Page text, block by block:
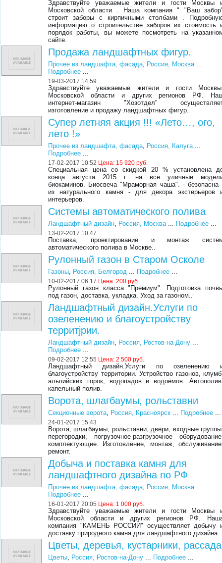
Здравствуйте уважаемые жители и гости Москвы
Московской области . Наша компания " "Ваш
строит заборы с кирпичными столбами .
информацию о строительстве заборов их стоимость
порядок работы, вы можете посмотреть на
сайте.
Продажа ландшафтных фигур.
Прочее из ландшафта, фасада, Россия, Москва...
Подробнее ...
19-03-2017 14:59
Здравствуйте уважаемые жители и гости
Московской области и других регионов РФ.
интернет-магазин "Хозотдел"
изготовление и продажу ландшафтных фигур.
Супер летняя акция !!! «Лето…, ого,
лето !»
Прочее из ландшафта, фасада, Россия, Калуга...
Подробнее ...
17-02-2017 10:52 Цена: 15 920 руб.
Специальная цена со скидкой 20 % установлена
конца августа 2015 г. на все уличные
биокаминов. Биосвеча "Мраморная чаша". - безопасна
из натурального камня - для декора экстерьеров
интерьеров.
Системы автоматического полива
Ландшафтный дизайн, Россия, Москва... Подробнее ...
13-02-2017 10:47
Поставка, проектирование и монтаж
автоматического полива в Москве..
Рулонный газон в Старом Осколе
Газоны, Россия, Белгород ... Подробнее ...
10-02-2017 06:17 Цена:200 руб.
Рулонный газон класса "Премиум". Подготовка
под газон, доставка, укладка. Уход за газоном..
Ландшафтный дизайн.Услуги по
озеленению и благоустройству
территjрии.
Ландшафтный дизайн, Россия, Ростов-на-Дону ...
Подробнее ...
09-02-2017 12:55 Цена:2 500 руб.
Ландшафтный дизайн.Услуги по озеленению
благоустройству территории. Устройство газонов,
альпийских горок, водопадов и водоёмов.
капельный полив.
Ворота, шлагбаумы, рольставни
Секционные ворота, Россия, Красноярск ... Подробнее ...
24-01-2017 15:43
Ворота, шлагбаумы, рольставни, двери, входные
перегородки, погрузочное-разгрузочное
комплектующие. Изготовление, монтаж,
ремонт.
Добыча и поставка камня для
ландшафтного дизайна по РФ
Прочее из ландшафта, фасада, Россия, Москва...
Подробнее ...
16-01-2017 20:05 Цена: 1 000 руб.
Здравствуйте уважаемые жители и гости Москвы
Московской области и других регионов РФ.
компания "КАМЕНЬ РОССИИ" осуществляет добычу
доставку природного камня для ландшафтного дизайна.
Цветы, деревья, кустарники, рассада
Цветы, Россия, Ростов-на-Дону ... Подробнее ...